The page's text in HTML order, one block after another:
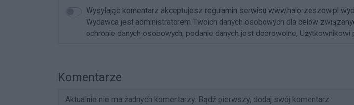
Wysyłając komentarz akceptujesz regulamin serwisu www.halorzeszow.pl
Wydawca jest administratorem Twoich danych osobowych dla celów
ochronie danych osobowych, podanie danych jest dobrowolne,
Komentarze
Aktualnie nie ma żadnych komentarzy. Bądź pierwszy, dodaj swój komentarz.